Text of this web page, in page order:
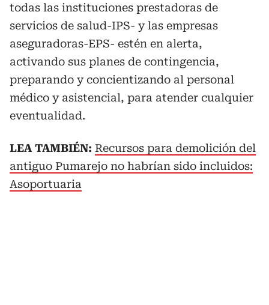
todas las instituciones prestadoras de
servicios de salud-IPS- y las empresas
aseguradoras-EPS- estén en alerta,
activando sus planes de contingencia,
preparando y concientizando al personal
médico y asistencial, para atender cualquier
eventualidad.
LEA TAMBIÉN: Recursos para demolición del
antiguo Pumarejo no habrían sido incluidos:
Asoportuaria